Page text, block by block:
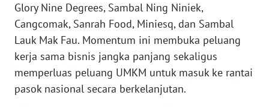
Glory Nine Degrees, Sambal Ning Niniek,
Cangcomak, Sanrah Food, Miniesq, dan Sambal
Lauk Mak Fau. Momentum ini membuka peluang
kerja sama bisnis jangka panjang sekaligus
memperluas peluang UMKM untuk masuk ke rantai
pasok nasional secara berkelanjutan.
WN
NTB
WN
SULTENG